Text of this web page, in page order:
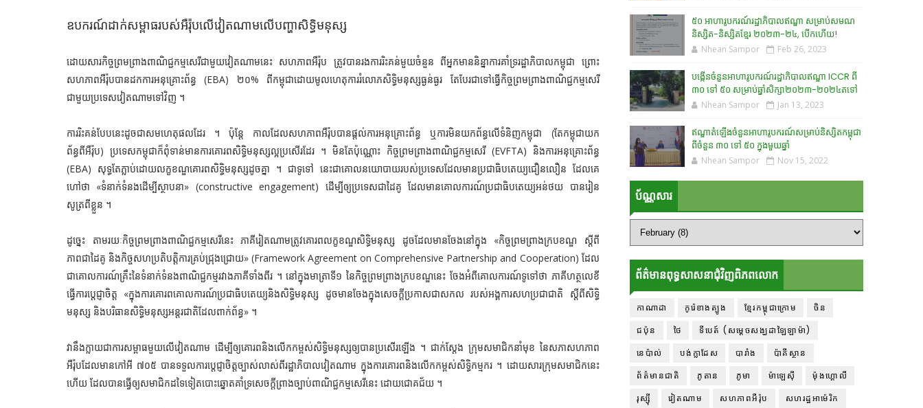
ឧបករណ៍ដាក់សម្ពាធរបស់អឺរ៉ុបលើវៀតណាមលើបញ្ហាសិទ្ធិមនុស្ស
ដោយសារកិច្ចព្រមព្រាងពាណិជ្ជកម្មសេរីជាមួយវៀតណាមនេះ សហភាពអឺរ៉ុប ត្រូវបានរងការរិះគន់មួយចំនួន ពីអ្នកមាននិន្នាការគាំទ្ររដ្ឋាភិបាលកម្ពុជា ព្រោះ
សហភាពអឺរ៉ុបបានដកការអនុគ្រោះព័ន្ធ (EBA) ២០% ពីកម្ពុជាដោយមូលហេតុការរំលោភសិទ្ធិមនុស្សធ្ងន់ធ្ងរ តែបែរជាទៅធ្វើកិច្ចព្រមព្រាងពាណិជ្ជកម្មសេរី
ជាមួយប្រទេសវៀតណាមទៅវិញ ។
ការរិះគន់បែបនេះដូចជាសមហេតុផលដែរ ។ ប៉ុន្តែ កាលដែលសហភាពអឺរ៉ុបបានផ្ដល់ការអនុគ្រោះព័ន្ធ ឬការមិនយកព័ន្ធលើទំនិញកម្ពុជា (តែកម្ពុជាយក
ព័ន្ធពីអឺរ៉ុប) ប្រទេសកម្ពុជាក៏ពុំទាន់មានការគោរពសិទ្ធិមនុស្សល្អប្រសើរដែរ ។ មិនតែប៉ុណ្ណោះ កិច្ចព្រមព្រាងពាណិជ្ជកម្មសេរី (EVFTA) និងការអនុគ្រោះព័ន្ធ
(EBA) សុទ្ធតែភ្លាប់ដោយលក្ខខណ្ឌគោរពសិទ្ធិមនុស្សដូចគ្នា ។ ជាទូទៅ នេះជាគោលនយោបាយរបស់ប្រទេសដែលមានប្រជាធិបតេយ្យជឿនលឿន ដែលគេ
ហៅថា «ទំនាក់ទំនងដើម្បីស្ថាបនា» (constructive engagement) ដើម្បីឲ្យប្រទេសជាដៃគូ ដែលមានគោលការណ៍ប្រជាធិបតេយ្យអន់ថយ បានរៀន
សូត្រពីខ្លួន ។
ដូច្នេះ តាមរយៈកិច្ចព្រមព្រាងពាណិជ្ជកម្មសេរីនេះ ភាគីរៀតណាមត្រូវគោរពលក្ខខណ្ឌសិទ្ធិមនុស្ស ដូចដែលមានចែងនៅក្នុង «កិច្ចព្រមព្រាងក្របខណ្ឌ ស្តីពី
ភាពជាដៃគូ និងកិច្ចសហប្រតិបត្តិការគ្រប់ជ្រុងជ្រោយ» (Framework Agreement on Comprehensive Partnership and Cooperation) ដែល
ជាគោលការណ៍គ្រឹះនៃទំនាក់ទំនងពាណិជ្ជកម្មរវាងភាគីទាំងពីរ ។ នៅក្នុងមាត្រាទី១ នៃកិច្ចព្រមព្រាងក្របខណ្ឌនេះ ចែងអំពីគោលការណ៍ទូទៅថា ភាគីហត្ថលេខី
ធ្វើការប្ដេជ្ញាចិត្ត «ក្នុងការគោរពគោលការណ៍ប្រជាធិបតេយ្យនិងសិទ្ធិមនុស្ស ដូចមានចែងក្នុងសេចក្តីប្រកាសជាសកល របស់អង្គការសហប្រជាជាតិ ស្តីពីសិទ្ធិ
មនុស្ស និងបរិធានសិទ្ធិមនុស្សអន្តរជាតិដែលពាក់ព័ន្ធ» ។
វានឹងក្លាយជាការសម្ពាធមួយលើវៀតណាម ដើម្បីឲ្យគោរពនិងលើកកម្ពស់សិទ្ធិមនុស្សឲ្យបានប្រសើរឡើង ។ ជាក់ស្ដែង ក្រុមសមាជិកនាំមុខ នៃសភាសហភាព
អឺរ៉ុបដែលមានកៅអី ៧០៥ បានទទួលការប្ដេជ្ញាចិត្តច្បាស់លាស់ពីរដ្ឋាភិបាលវៀតណាម ក្នុងការគោរពនិងលើកកម្ពស់សិទ្ធិកម្មករ ។ ដោយសារក្រុមសមាជិកនេះ
ហើយ ដែលបានធ្វើឲ្យសមាជិកដទៃទៀតបោះឆ្នោតគាំទ្រសេចក្តីព្រាងច្បាប់ពាណិជ្ជកម្មសេរីនេះ ដោយជោគជ័យ ។
៥០ អាហារូបករណ៍រដ្ឋាភិបាលឥណ្ឌា សម្រាប់សមណ
និស្សិត-និស្សិតខ្មែរ ២០២៣-២៤, បើកហើយ!
Nhean Sampor Feb 26, 2023
បង្កើនចំនួនអាហារូបករណ៍រដ្ឋាភិបាលឥណ្ឌា ICCR ពី
៣០ ទៅ ៥០ សម្រាប់ឆ្នាំសិក្សា២០២៣-២០២៤តទៅ
Nhean Sampor Jan 13, 2023
ឥណ្ឌាតំឡើងចំនួនអាហារូបករណ៍សម្រាប់និស្សិតកម្ពុជា
ពីចំនួន ៣០ ទៅ ៥០ ក្នុងមួយឆ្នាំ
Nhean Sampor Nov 15, 2022
ប័ណ្ណសារ
ព័ត៌មានពុទ្ធសាសនាជុំវិញពិភពលោក
កាណាដា កូរ៉េខាងត្បូង ខ្មែរកម្ពុជាក្រោម
ចិន
ជប៉ុន
ថៃ
ទីបេត៍ (សម្ដេចសង្ឃដាឡៃឡាម៉ា)
នេប៉ាល់
បង់ក្លាដែស បារាំង
ប៉ាគីស្ថាន
ព័ត៌មានជាតិ
ភូតាន ភូមា ម៉ាឡេស៊ី
ម៉ុងហ្គោលី
រុស្ស៊ី
វៀតណាម សហភាពអឺរ៉ុប
សហរដ្ឋអាម៉េរិក